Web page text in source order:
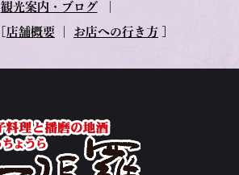
観光案内・ブログ｜
店舗概要 お店への行き方